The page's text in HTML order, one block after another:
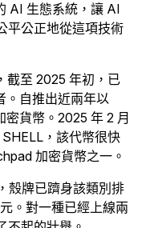
AI 生態系統，讓 AI
平公正地從這項技術
截至 2025 年初，已
。自推出近兩年以
貨幣。2025 年 2 月
，該代幣很快
加密貨幣之一。
殼牌已躋身該類別排
。對一種已經上線兩